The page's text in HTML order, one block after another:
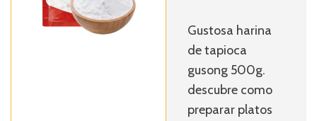
Gustosa harina
de tapioca
gusong 500g.
descubre como
preparar platos